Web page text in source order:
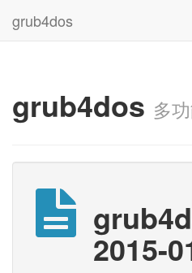
grub4dos
grub4dos 多
2015-